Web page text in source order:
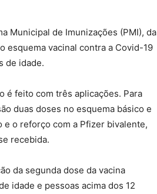
Municipal de Imunizações (PMI), da
esquema vacinal contra a Covid-19
de idade.
é feito com três aplicações. Para
duas doses no esquema básico e
e o reforço com a Pfizer bivalente,
recebida.
da segunda dose da vacina
idade e pessoas acima dos 12